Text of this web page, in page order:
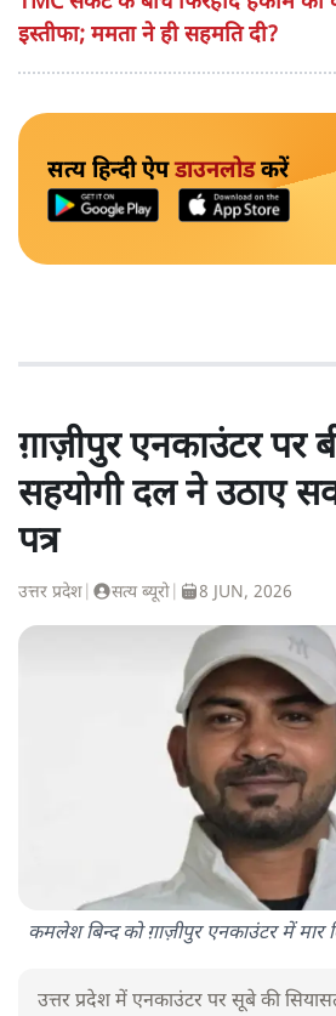
इस्तीफा; ममता ने ही सहमति दी?
सत्य हिन्दी ऐपडाउनलोडकरें
ग़ाज़ीपुर एनकाउंटर पर
सहयोगी दल ने उठाए
पत्र
उत्तर प्रदेश सत्य ब्यूरो 8 JUN, 2026
कमलेश बिन्द को ग़ाज़ीपुर एनकाउंटर में मार
उत्तर प्रदेश में एनकाउंटर पर सूबे की